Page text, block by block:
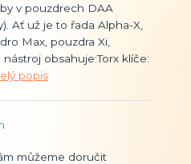
v pouzdrech DAA
Ať už je to řada Alpha-X,
Max, pouzdra Xi,
obsahuje:Torx klíče:
popis
můžeme doručit